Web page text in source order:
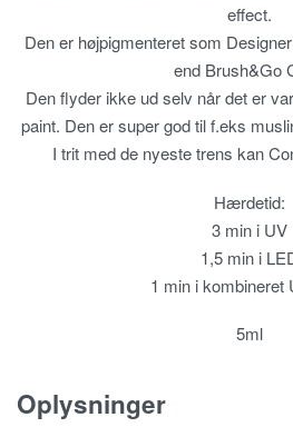
effect.
Den er højpigmenteret som
end Brush&Go
Den flyder ikke ud selv når det er
paint. Den er super god til f.eks
I trit med de nyeste trens kan
Hærdetid:
3 min i UV
1,5 min i
1 min i kombineret
5ml
Oplysninger